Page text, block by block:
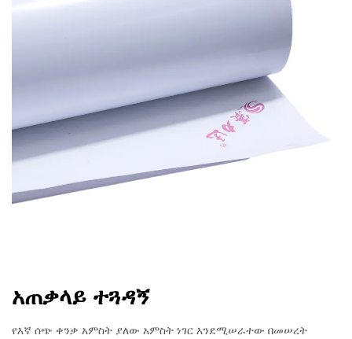
አጠቃላይ ተጓዳኝ
የእኛ ሰጭ ቀንቃ አምስት ያለው አምስት ነገር እንደሚሠራተው በመሠረት